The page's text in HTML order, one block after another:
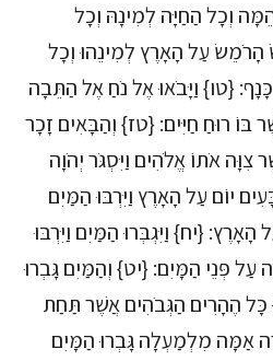
וְכָל הַחַיָּה לְמִינָהּ וְכָל
עַל הָאָרֶץ לְמִינֵהוּ וְכָל
{טו} וַיָּבֹאוּ אֶל נֹחַ אֶל הַתֵּבָה
רוּחַ חַיִּים: {טז} וְהַבָּאִים זָכָר
אֹתוֹ אֱלֹהִים וַיִּסְגֹּר יְהֹוָה
יוֹם עַל הָאָרֶץ וַיִּרְבּוּ הַמַּיִם
{יח} וַיִּגְבְּרוּ הַמַּיִם וַיִּרְבּוּ
פְּנֵי הַמָּיִם: {יט} וְהַמַּיִם גָּבְרוּ
הֶהָרִים הַגְּבֹהִים אֲשֶׁר תַּחַת
אַמָּה מִלְמַעְלָה גָּבְרוּ הַמָּיִם